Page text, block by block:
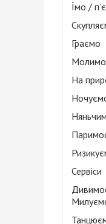
Їмо /
Граємо
На
Сервіси